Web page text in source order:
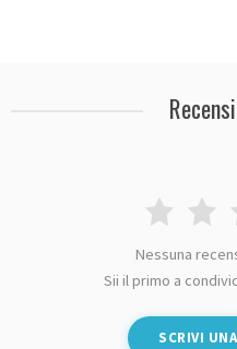
Nessuna
Sii il primo a
SCRIVI